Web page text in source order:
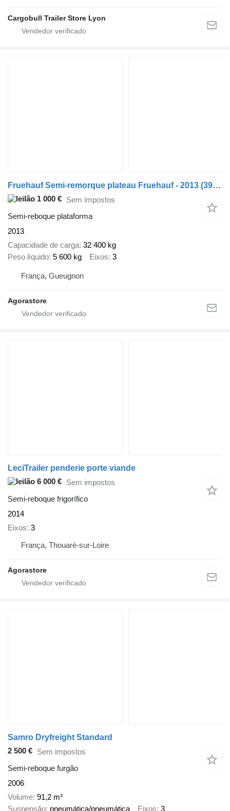
Cargobull Trailer Store Lyon
Fruehauf Semi-remorque plateau Fruehauf - 2013 (3908)
1 000 € Sem impostos
Semi-reboque plataforma
2013
Capacidade de carga 32 400 kg
Peso líquido 5 600 kg Eixos 3
França, Gueugnon
Agorastore
LeciTrailer penderie porte viande
6 000 € Sem impostos
Semi-reboque frigorífico
2014
Eixos 3
França, Thouaré-sur-Loire
Agorastore
Samro Dryfreight Standard
2 500 € Sem impostos
Semi-reboque furgão
2006
Volume 91,2 m³
Suspensão pneumática/pneumática Eixos 3